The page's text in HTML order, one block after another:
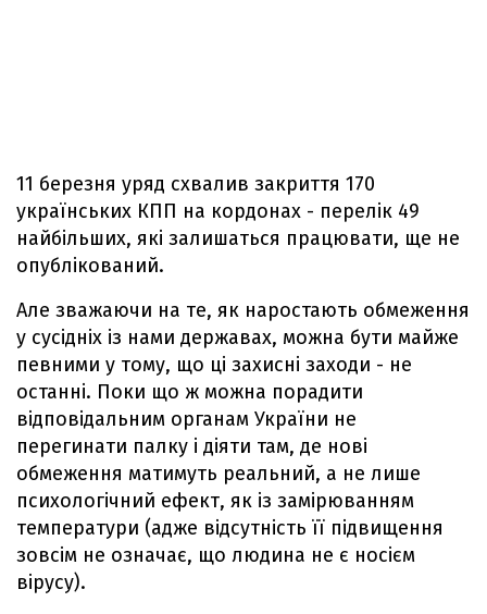
11 березня уряд схвалив закриття 170
українських КПП на кордонах - перелік 49
найбільших, які залишаться працювати, ще не
опублікований.
Але зважаючи на те, як наростають обмеження
у сусідніх із нами державах, можна бути майже
певними у тому, що ці захисні заходи - не
останні. Поки що ж можна порадити
відповідальним органам України не
перегинати палку і діяти там, де нові
обмеження матимуть реальний, а не лише
психологічний ефект, як із замірюванням
температури (адже відсутність її підвищення
зовсім не означає, що людина не є носієм
вірусу).